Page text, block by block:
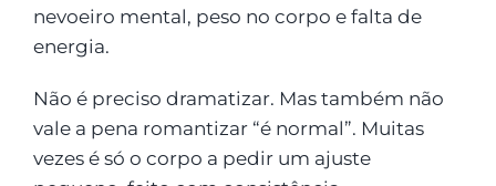
nevoeiro mental, peso no corpo e falta de
energia.
Não é preciso dramatizar. Mas também não
vale a pena romantizar “é normal”. Muitas
vezes é só o corpo a pedir um ajuste